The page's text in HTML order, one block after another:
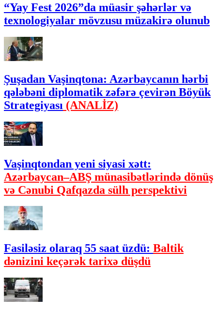
“Yay Fest 2026”da müasir şəhərlər və
texnologiyalar mövzusu müzakirə olunub
Şuşadan Vaşinqtona: Azərbaycanın hərbi
qələbəni diplomatik zəfərə çevirən Böyük
Strategiyası (ANALİZ)
Vaşinqtondan yeni siyasi xətt:
Azərbaycan–ABŞ münasibətlərində dönüş
və Cənubi Qafqazda sülh perspektivi
Fasiləsiz olaraq 55 saat üzdü: Baltik
dənizini keçərək tarixə düşdü